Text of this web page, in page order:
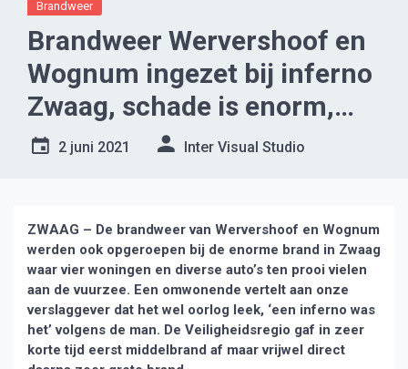
Brandweer
Brandweer Wervershoof en
Wognum ingezet bij inferno
Zwaag, schade is enorm,
‘alsof er een bom is ontploft’
2 juni 2021 Inter Visual Studio
ZWAAG – De brandweer van Wervershoof en Wognum
werden ook opgeroepen bij de enorme brand in Zwaag
waar vier woningen en diverse auto’s ten prooi vielen
aan de vuurzee. Een omwonende vertelt aan onze
verslaggever dat het wel oorlog leek, ‘een inferno was
het’ volgens de man. De Veiligheidsregio gaf in zeer
korte tijd eerst middelbrand af maar vrijwel direct